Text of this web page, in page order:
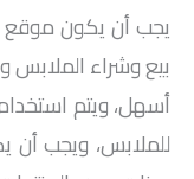
يجب أن يكون موقع
بيع وشراء الملابس
أسهل، ويتم
للملابس، ويجب